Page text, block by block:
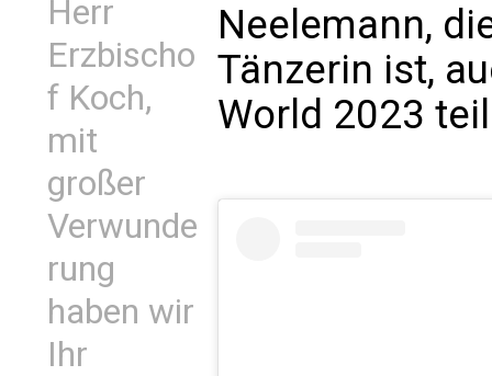
Herr
Erzbischo
f Koch,
mit
großer
Verwunde
rung
haben wir
Ihr
Neelemann,
Tänzerin ist,
World 2023